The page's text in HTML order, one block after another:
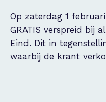
Op zaterdag 1
GRATIS verspreid bij
Eind. Dit in
waarbij de krant